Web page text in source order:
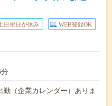
日祝日が休み WEB登録OK
（企業カレンダー）ありま